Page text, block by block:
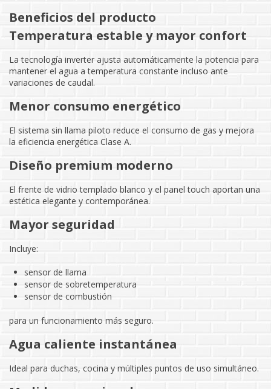
Beneficios del producto
Temperatura estable y mayor confort
La tecnología inverter ajusta automáticamente la potencia para
mantener el agua a temperatura constante incluso ante
variaciones de caudal.
Menor consumo energético
El sistema sin llama piloto reduce el consumo de gas y mejora
la eficiencia energética Clase A.
Diseño premium moderno
El frente de vidrio templado blanco y el panel touch aportan una
estética elegante y contemporánea.
Mayor seguridad
Incluye:
sensor de llama
sensor de sobretemperatura
sensor de combustión
para un funcionamiento más seguro.
Agua caliente instantánea
Ideal para duchas, cocina y múltiples puntos de uso simultáneo.